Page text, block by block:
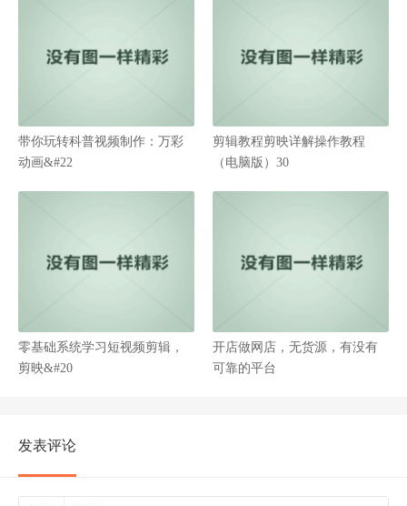
带你玩转科普视频制作：万彩
动画&#22
剪辑教程剪映详解操作教程
（电脑版）30
零基础系统学习短视频剪辑，
剪映&#20
开店做网店，无货源，有没有
可靠的平台
发表评论